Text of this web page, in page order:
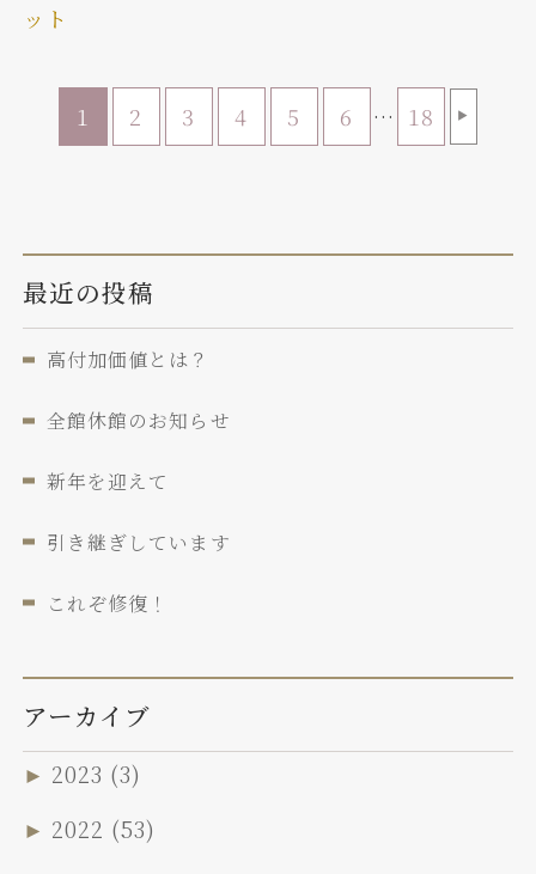
ット
1 2 3 4 5 6 … 18 ▶
最近の投稿
高付加価値とは？
全館休館のお知らせ
新年を迎えて
引き継ぎしています
これぞ修復！
アーカイブ
► 2023 (3)
► 2022 (53)